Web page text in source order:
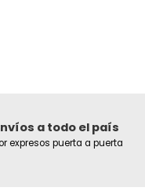
a todo el país
expresos puerta a puerta